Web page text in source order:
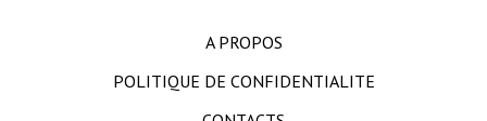
A PROPOS
POLITIQUE DE CONFIDENTIALITE